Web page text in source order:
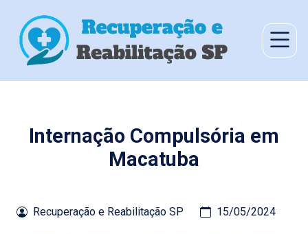
Internação Compulsória em
Macatuba
Recuperação e Reabilitação SP 15/05/2024